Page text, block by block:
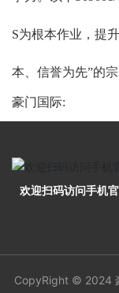
S为根本作业，提
本、信誉为先”的宗
豪门国际:
欢迎扫码访问手机
CopyRight © 2024